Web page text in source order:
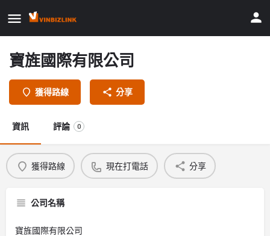
寶旌國際有限公司
獲得路線 分享
資訊 評論 0
獲得路線 現在打電話 分享
公司名稱
寶旌國際有限公司